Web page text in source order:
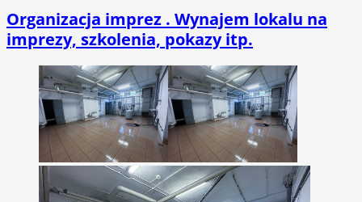
Organizacja imprez . Wynajem lokalu na
imprezy, szkolenia, pokazy itp.